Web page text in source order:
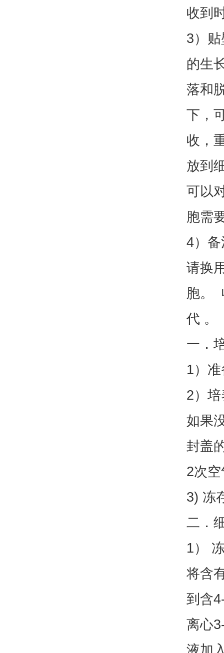
收到
3）
的生
落和
下，
收，
放到
可以
胞需
4）
请换
胞。
一．
1）
2）
如果
封盖
2次
3) 冻
二．
1）
将含
到含
离心
液加